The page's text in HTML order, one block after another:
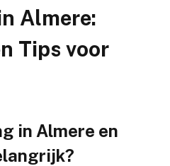
Almere:
Tips voor
in Almere en